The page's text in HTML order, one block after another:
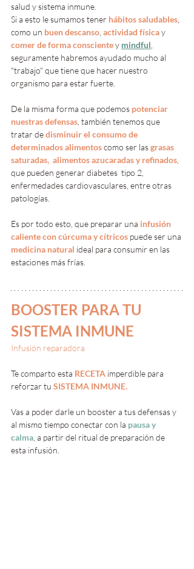
salud y sistema inmune.
Si a esto le sumamos tener hábitos saludables
como un buen descanso actividad física y
comer de forma consciente y mindful
seguramente habremos ayudado mucho al
"trabajo" que tiene que hacer nuestro
organismo para estar fuerte.
De la misma forma que podemos potenciar
nuestras defensas , también tenemos que
tratar de disminuir el consumo de
determinados alimentos como ser las grasas
saturadas,  alimentos azucaradas y refinados
que pueden generar diabetes  tipo 2,
enfermedades cardiovasculares, entre otras
patologías.
Es por todo esto, que preparar una infusión
caliente con cúrcuma y cítricos puede ser una
medicina natural ideal para consumir en las
estaciones más frías.
BOOSTER PARA TU
SISTEMA INMUNE
Infusión reparadora
Te comparto esta RECETA imperdible para
reforzar tu SISTEMA INMUNE.
Vas a poder darle un booster a tus defensasy
al mismo tiempo conectar con la pausa y
calma , a partir del ritual de preparación de
esta infusión.